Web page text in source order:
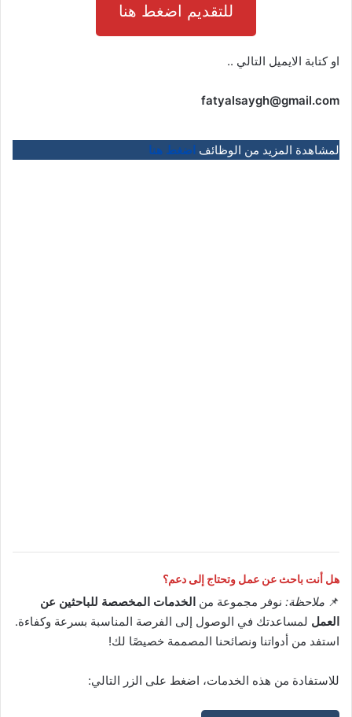
للتقديم اضغط هنا
او كتابة الايميل التالي ..
fatyalsaygh@gmail.com
لمشاهدة المزيد من الوظائف اضغط هنا
هل أنت باحث عن عمل وتحتاج إلى دعم؟
📌 ملاحظة: نوفر مجموعة من الخدمات المخصصة للباحثين عن
العمل لمساعدتك في الوصول إلى الفرصة المناسبة بسرعة وكفاءة.
استفد من أدواتنا ونصائحنا المصممة خصيصًا لك!
للاستفادة من هذه الخدمات، اضغط على الزر التالي: